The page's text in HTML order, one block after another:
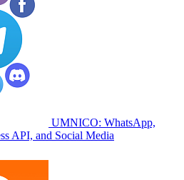
UMNICO: WhatsApp,
API, and Social Media